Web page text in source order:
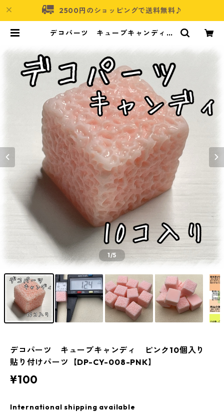
2500円のショッピングで送料無料♪
デコパーツ キューブキャンディ
【DP-CY-008-PNK】 | アクセサ
リーパーツショップ・可愛いハンド
メイドパーツ通販 | ネムネコ
1/5
デコパーツ キューブキャンディ ピンク10個入り
貼り付けパーツ【DP-CY-008-PNK】
¥100
International shipping available